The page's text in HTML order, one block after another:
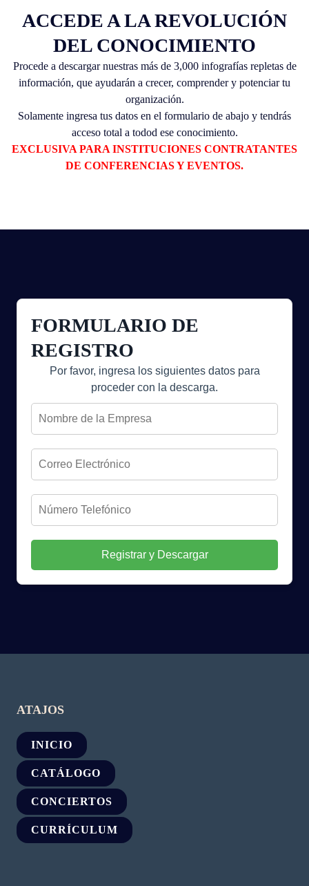
CURRÍCULUM
CATÁLOGO
CONCIERTOS
EIDEPEDIA
ACCEDE A LA REVOLUCIÓN
DEL CONOCIMIENTO
Procede a descargar nuestras más de 3,000 infografías repletas de
información, que ayudarán a crecer, comprender y potenciar tu
organización.
Solamente ingresa tus datos en el formulario de abajo y tendrás
acceso total a todod ese conocimiento.
EXCLUSIVA PARA INSTITUCIONES CONTRATANTES
DE CONFERENCIAS Y EVENTOS.
FORMULARIO DE
REGISTRO
Por favor, ingresa los siguientes datos para
proceder con la descarga.
Registrar y Descargar
ATAJOS
INICIO
CATÁLOGO
CONCIERTOS
CURRÍCULUM